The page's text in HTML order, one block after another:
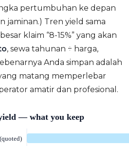
pertumbuhan ke depan
jaminan.) Tren yield sama
klaim “8-15%” yang akan
, sewa tahunan ÷ harga,
Anda simpan adalah
matang memperlebar
amatir dan profesional.